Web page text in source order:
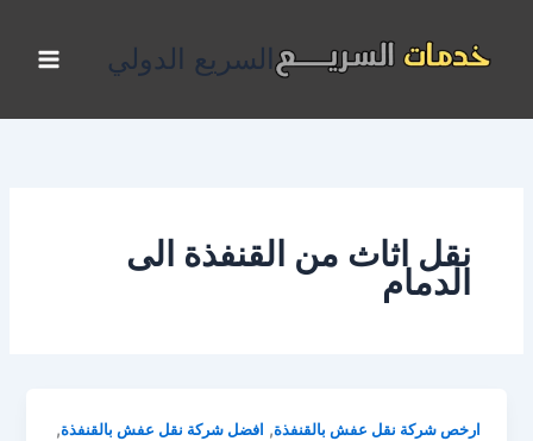
المحتوى
السريع الدولي
نقل اثاث من القنفذة الى
الدمام
ارخص شركة نقل عفش بالقنفذة, افضل شركة نقل عفش بالقنفذة,